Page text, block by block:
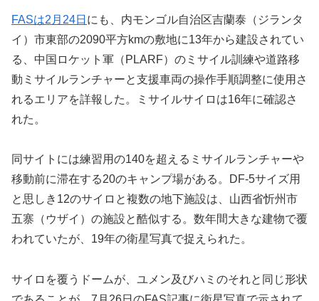
FASは2月24日 にも、内モンゴル自治区吉蘭泰（ジランタ
イ）市東部の2090平方kmの敷地に13年から建設されてい
る、中国ロケット軍（PLARF）のミサイル訓練や道路移
動ミサイルランチャーと支援車両の操作手順調整に使用さ
れるエリアを詳報した。ミサイルサイロは16年に確認さ
れた。
同サイトには練習用の140を超えるミサイルランチャーや
移動前に滞在する20のキャンプ場がある。DF-5サイズ用
と思しき12のサイロと複数の地下施設は、山西省忻州市
五寨（ウザイ）の施設と酷似する。数年間大きな建物で覆
われていたが、19年の衛星写真で捉えられた。
サイロを覆うドームが、ユメン及びハミのそれと同じ形状